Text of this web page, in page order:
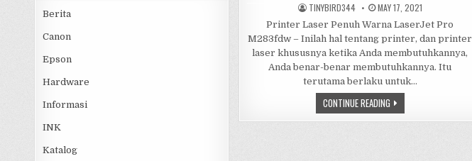
AUTHOR:
TINYBIRD344 PUBLISHED
DATE:
MAY 17, 2021
Printer Laser Penuh Warna LaserJet Pro
M283fdw – Inilah hal tentang printer, dan printer
laser khususnya ketika Anda membutuhkannya,
Anda benar-benar membutuhkannya. Itu
terutama berlaku untuk…
CONTINUE READINGPRINTER
LASER
PENUH
Berita
Canon
Epson
Hardware
Informasi
INK
Katalog